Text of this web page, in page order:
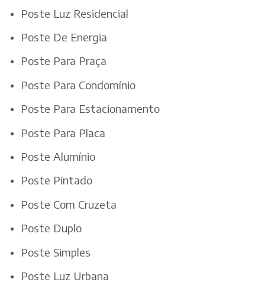
Poste Luz Residencial
Poste De Energia
Poste Para Praça
Poste Para Condomínio
Poste Para Estacionamento
Poste Para Placa
Poste Alumínio
Poste Pintado
Poste Com Cruzeta
Poste Duplo
Poste Simples
Poste Luz Urbana